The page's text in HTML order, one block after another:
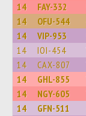
14 FAY-332
14 OFU-544
14 VIP-953
14 IOI-454
14 CAX-807
14 GHL-855
14 NGY-605
14 GFN-511